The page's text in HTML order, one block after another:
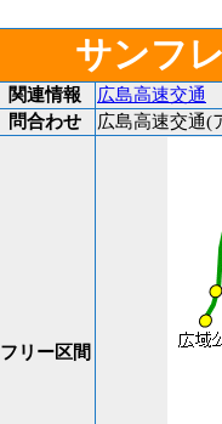
サンフ
関連情報
広島高速交通
問合わせ
広島高速交通(
フリー区間